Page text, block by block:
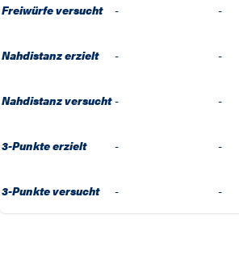
Freiwürfe versucht - -
Nahdistanz erzielt - -
Nahdistanz versucht - -
3-Punkte erzielt - -
3-Punkte versucht - -